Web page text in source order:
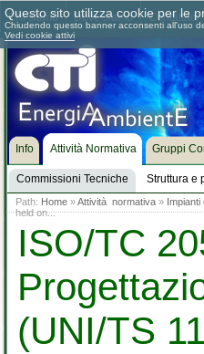
Chi siamo Dove siamo Contattaci
Info Attività Normativa
Commissioni Tecniche Struttura e
Gruppi
Path: Home »Attività normativa »
held on...
ISO/TC
(UNI/TS
Questo sito utilizza cookie per le
Chiudendo questo banner acconsenti all'uso
Vedi cookie attivi